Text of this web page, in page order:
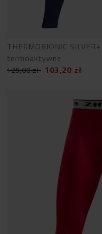
THERMOBIONIC
termoaktywne
129,00zł 103,20 zł